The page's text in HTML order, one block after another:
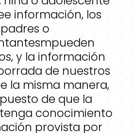
información, los
padres o
y la información
de nuestros
la misma manera,
de que la
conocimiento
provista por